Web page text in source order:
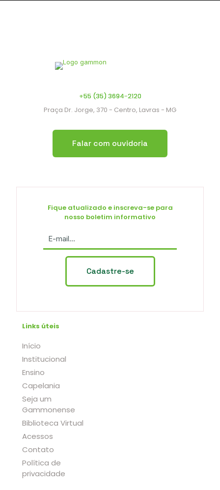
+55 (35) 3694-2120
Praça Dr. Jorge, 370 - Centro, Lavras - MG
Falar com ouvidoria
Links úteis
Início
Institucional
Ensino
Capelania
Seja um
Gammonense
Biblioteca Virtual
Acessos
Contato
Política de
privacidade
Fique atualizado e inscreva-se para
nosso boletim informativo